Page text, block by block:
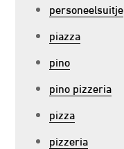
personeelsuitje
piazza
pino
pino pizzeria
pizza
pizzeria